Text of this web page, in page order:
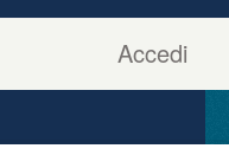
Accedi